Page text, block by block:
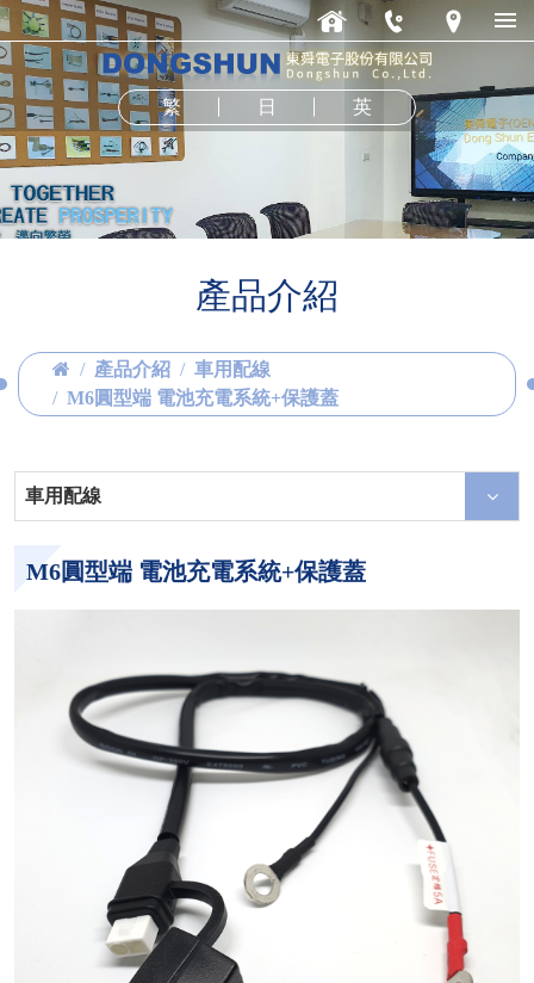
繁 日 英
產品介紹
產品介紹
車用配線
M6圓型端 電池充電系統+保護蓋
車用配線
M6圓型端 電池充電系統+保護蓋